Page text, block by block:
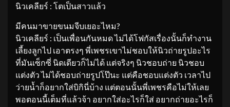
นิวเคลียร์ : โตเป็นสาวแล้ว
มีคนมาขายขนมจีบเยอะไหม?
นิวเคลียร์ : เป็นเพื่อนกันหมด ไม่ได้โฟกัสเรื่องนั้นก็ทำงาน
เลี้ยงลูกไป เอาตรงๆ พี่เพชรเขาไม่ชอบให้นิวถ่ายรูปอะไร
ที่มันเซ็กซี่ นิดเดียวก็ไม่ได้ แต่จริงๆ นิวชอบถ่าย นิวชอบ
แต่งตัว ไม่ได้ชอบถ่ายรูปโป๊นะ แต่คือชอบแต่งตัว เวลาไป
ว่ายน้ำก็อยากใส่บิกินี่บ้าง แต่ตอนนั้นพี่เพชรคือไม่ให้เลย
พอตอนนี้เต็มที่แล้วจ้า อยากใส่อะไรก็ใส่ อยากถ่ายอะไรก็